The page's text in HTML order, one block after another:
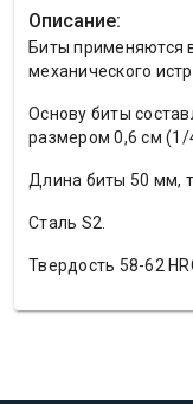
Описание:
Биты применяются
механического
Основу биты
размером 0,6 см (1/
Длина биты 50 мм,
Сталь S2.
Твердость 58-62